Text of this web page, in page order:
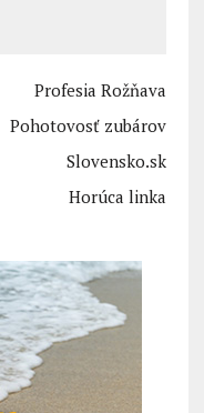
Profesia Rožňava
Pohotovosť zubárov
Slovensko.sk
Horúca linka